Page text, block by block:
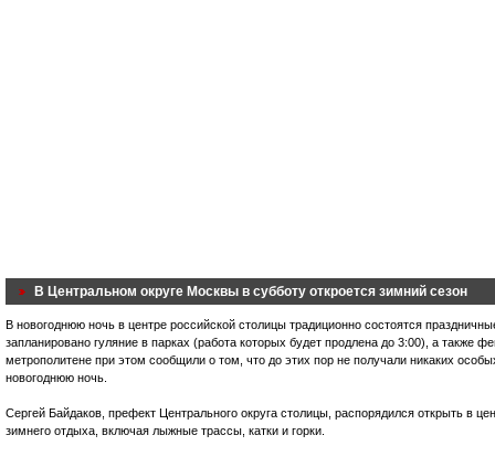
В Центральном округе Москвы в субботу откроется зимний сезон
В новогоднюю ночь в центре российской столицы традиционно состоятся
запланировано гуляние в парках (работа которых будет продлена до 3:00), а также
метрополитене при этом сообщили о том, что до этих пор не получали никаких
новогоднюю ночь.
Сергей Байдаков, префект Центрального округа столицы, распорядился открыть в
зимнего отдыха, включая лыжные трассы, катки и горки.